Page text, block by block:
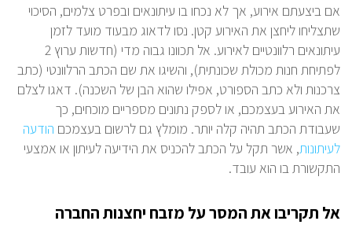
אם ביצעתם אירוע, אך לא נכחו בו עיתונאים ובפרט צלמים, הסיכוי
שתצליחו ליחצן את האירוע קטן. נסו לדאוג מבעוד מועד לזמן
עיתונאים רלוונטיים לאירוע. אל תכוונו גבוה מדי (חדשות ערוץ 2
לפתיחת חנות מכולת שכונתית), והשיגו את שם הכתב הרלוונטי (כתב
צרכנות ולא כתב הספורט, אפילו שהוא הבן של השכנה). דאגו לצלם
את האירוע בעצמכם, או לספק נתונים מספריים מוכחים, כך
שעבודת הכתב תהיה קלה יותר. מומלץ גם לרשום בעצמכם הודעה
לעיתונות, אשר תקל על הכתב להכניס את הידיעה לעיתון או אמצעי
התקשורת בו הוא עובד.
אל תקריבו את המסר על מזבח יחצנות החברה